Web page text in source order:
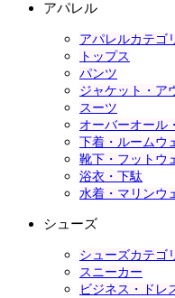
アパレル
アパレルカテゴ
トップス
パンツ
ジャケット・ア
スーツ
オーバーオール
下着・ルームウ
靴下・フットウ
浴衣・下駄
水着・マリンウ
シューズ
シューズカテゴ
スニーカー
ビジネス・ドレ